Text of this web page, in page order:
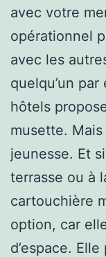
avec votre
opérationnel
avec les
quelqu’un
hôtels
musette.
jeunesse. Et
terrasse ou à
cartouchière
option, car
d’espace.